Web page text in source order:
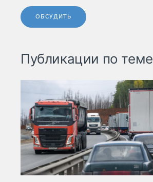
ОБСУДИТЬ
Публикации по теме